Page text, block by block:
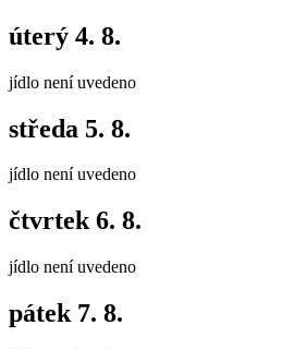
úterý 4. 8.
jídlo není uvedeno
středa 5. 8.
jídlo není uvedeno
čtvrtek6. 8.
jídlo není uvedeno
pátek 7. 8.